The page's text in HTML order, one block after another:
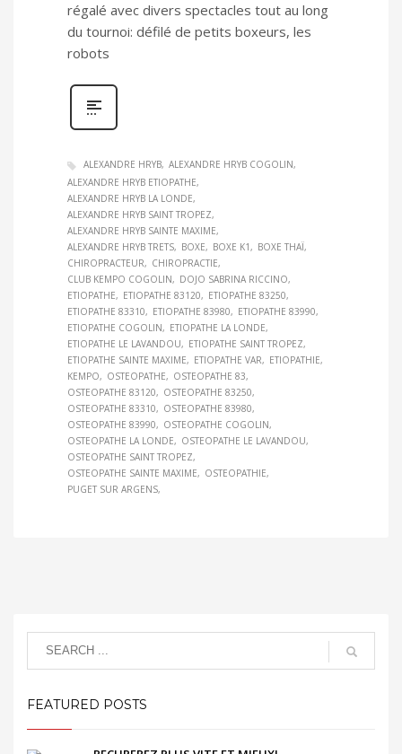
régalé avec divers spectacles tout au long
du tournoi: défilé de petits boxeurs, les
robots
ALEXANDRE HRYB ALEXANDRE HRYB COGOLIN
ALEXANDRE HRYB ETIOPATHE
ALEXANDRE HRYB LA LONDE
ALEXANDRE HRYB SAINT TROPEZ
ALEXANDRE HRYB SAINTE MAXIME
ALEXANDRE HRYB TRETS
BOXE BOXE K1
BOXE THAÏ
CHIROPRACTEUR
CHIROPRACTIE
CLUB KEMPO COGOLIN
DOJO SABRINA RICCINO
ETIOPATHE
ETIOPATHE 83120
ETIOPATHE 83250
ETIOPATHE 83310
ETIOPATHE 83980
ETIOPATHE 83990
ETIOPATHE COGOLIN
ETIOPATHE LA LONDE
ETIOPATHE LE LAVANDOU
ETIOPATHE SAINT TROPEZ
ETIOPATHE SAINTE MAXIME
ETIOPATHE VAR
ETIOPATHIE
KEMPO
OSTEOPATHE
OSTEOPATHE 83
OSTEOPATHE 83120
OSTEOPATHE 83250
OSTEOPATHE 83310
OSTEOPATHE 83980
OSTEOPATHE 83990
OSTEOPATHE COGOLIN
OSTEOPATHE LA LONDE
OSTEOPATHE LE LAVANDOU
OSTEOPATHE SAINT TROPEZ
OSTEOPATHE SAINTE MAXIME
OSTEOPATHIE
PUGET SUR ARGENS
FEATURED POSTS